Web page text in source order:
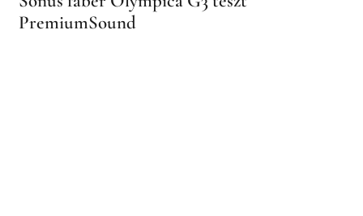
PremiumSound